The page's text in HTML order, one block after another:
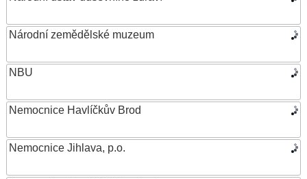
Národní zemědělské muzeum
NBU
Nemocnice Havlíčkův Brod
Nemocnice Jihlava, p.o.